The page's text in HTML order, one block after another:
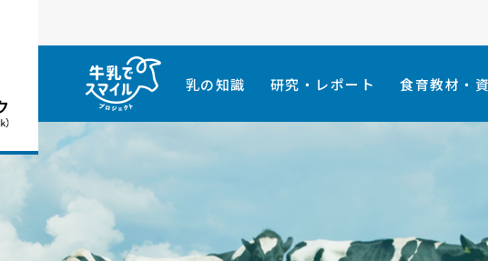
乳の知識 研究・レポート 食育教材・